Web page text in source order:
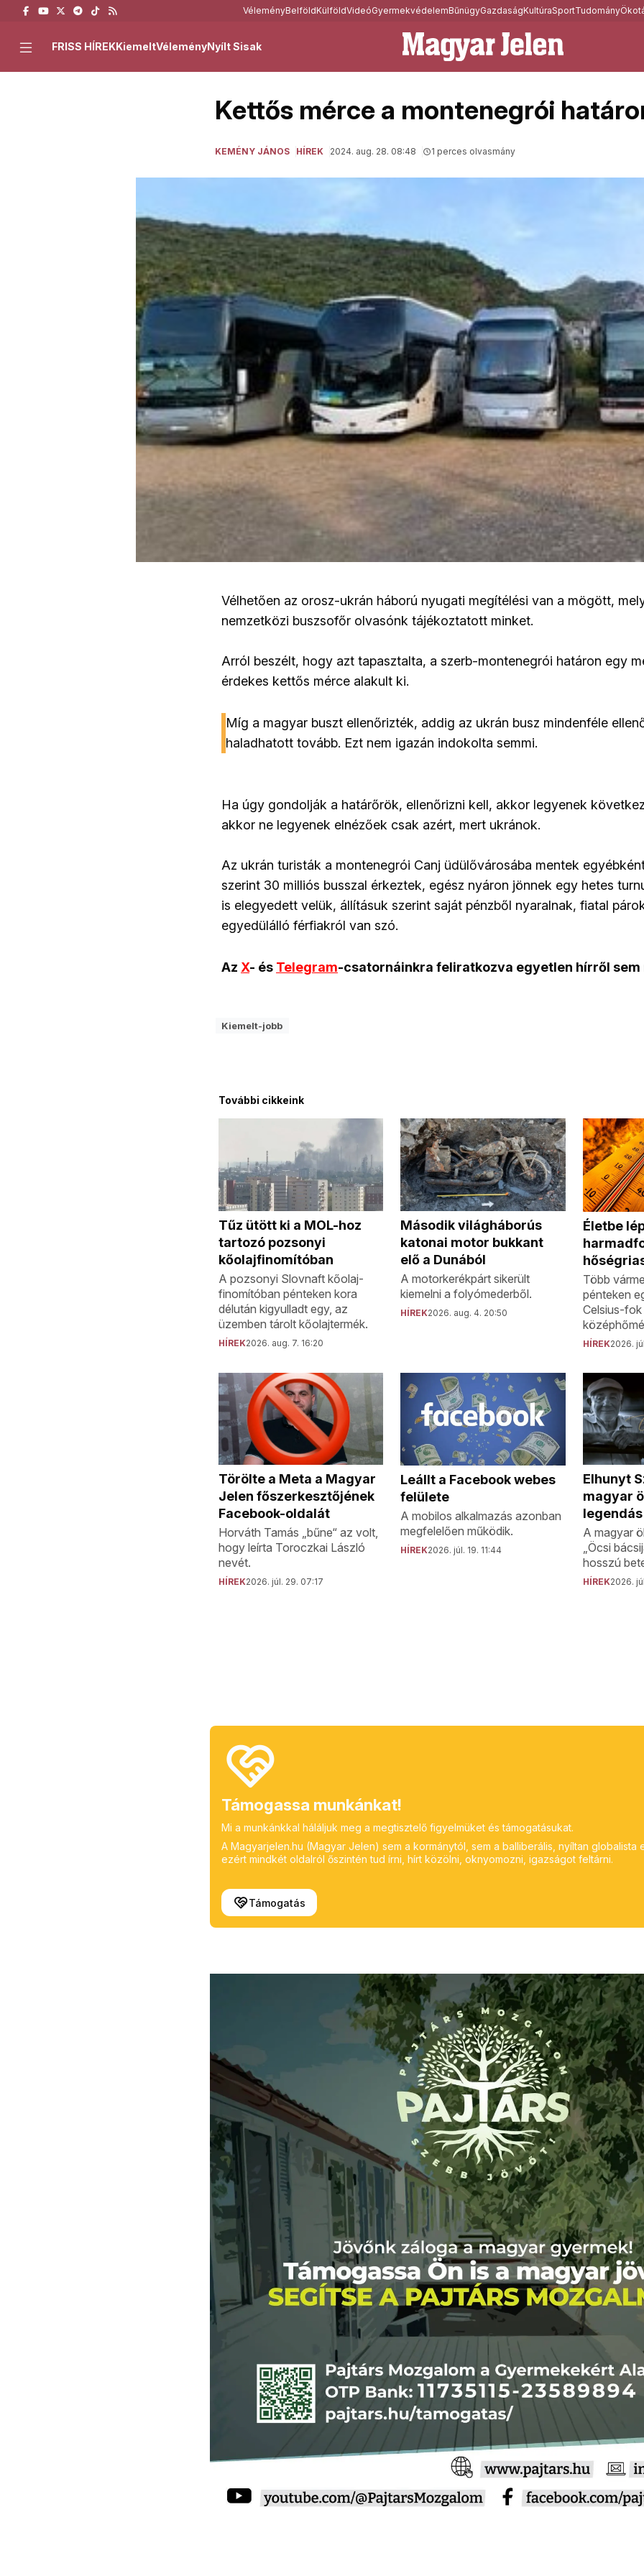
VéleményBelföldKülföldVideóGyermekvédelemBűnügyGazdaságKultúraSportTudomány
FRISS HÍREKKiemeltVéleményNyílt Sisak
Kettős mérce a montenegrói
KEMÉNY JÁNOS HÍREK 2024. aug. 28. 08:48 1 perces olvasmány
Vélhetően az orosz-ukrán háború nyugati megítélési van a mögött,
nemzetközi buszsofőr olvasónk tájékoztatott minket.
Arról beszélt, hogy azt tapasztalta, a szerb-montenegrói határon egy
érdekes kettős mérce alakult ki.
Míg a magyar buszt ellenőrizték, addig az ukrán busz mindenféle
haladhatott tovább. Ezt nem igazán indokolta semmi.
Ha úgy gondolják a határőrök, ellenőrizni kell, akkor legyenek
akkor ne legyenek elnézőek csak azért, mert ukránok.
Az ukrán turisták a montenegrói Canj üdülővárosába mentek
szerint 30 milliós busszal érkeztek, egész nyáron jönnek egy hetes
is elegyedett velük, állításuk szerint saját pénzből nyaralnak, fiatal
egyedülálló férfiakról van szó.
Az X- és Telegram-csatornáinkra feliratkozva egyetlen hírről sem
Kiemelt-jobb
További cikkeink
Tűz ütött ki a MOL-hoz
tartozó pozsonyi
kőolajfinomítóban
A pozsonyi Slovnaft kőolaj-
finomítóban pénteken kora
délután kigyulladt egy, az
üzemben tárolt kőolajtermék.
HÍREK2026. aug. 7. 16:20
Második világháborús
katonai motor bukkant
elő a Dunából
A motorkerékpárt sikerült
kiemelni a folyómederből.
HÍREK2026. aug. 4. 20:50
Életbe
Több
pénteken
Celsius-
HÍREK2026.
Törölte a Meta a Magyar
Jelen főszerkesztőjének
Facebook-oldalát
Horváth Tamás „bűne“ az volt,
hogy leírta Toroczkai László
nevét.
HÍREK2026. júl. 29. 07:17
Leállt a Facebook webes
felülete
A mobilos alkalmazás azonban
megfelelően működik.
HÍREK2026. júl. 19. 11:44
Elhunyt
magyar
A magyar
„Öcsi
hosszú
HÍREK2026.
Támogassa munkánkat!
Mi a munkánkkal háláljuk meg a megtisztelő figyelmüket és támogatásukat.
A Magyarjelen.hu (Magyar Jelen) sem a kormánytól, sem a balliberális, nyíltan globalista
ezért mindkét oldalról őszintén tud írni, hírt közölni, oknyomozni, igazságot feltárni.
Támogatás